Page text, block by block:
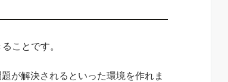
ことです。
が解決されるといった環境を作れま